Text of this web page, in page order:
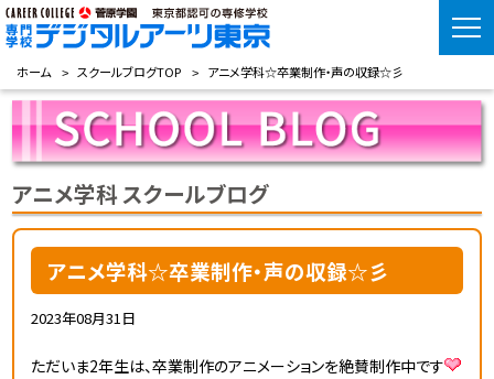
ホーム スクールブログTOP アニメ学科☆卒業制作・声の収録☆彡
アニメ学科 スクールブログ
アニメ学科☆卒業制作・声の収録☆彡
2023年08月31日
ただいま2年生は、卒業制作のアニメーションを絶賛制作中です